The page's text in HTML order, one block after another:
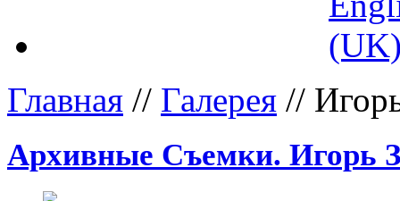
Главная // Галерея //
Архивные Съемки. Игорь